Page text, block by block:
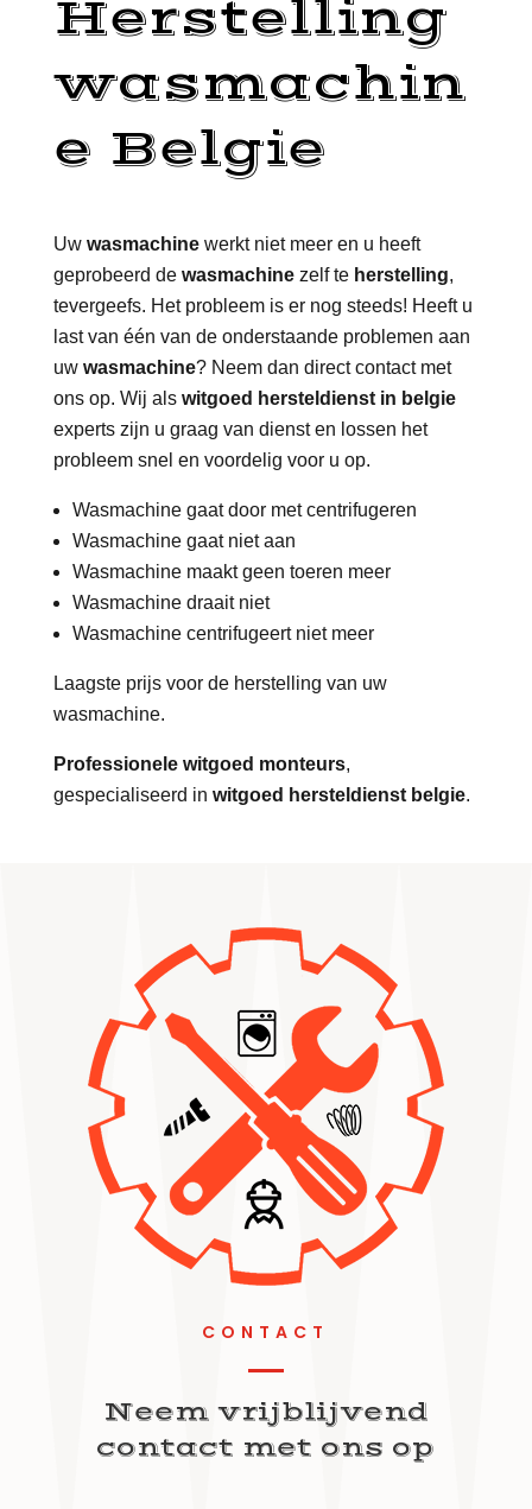
Herstelling
wasmachin
e Belgie
Uw wasmachinewerkt niet meer en u heeft
geprobeerd de wasmachinezelf te herstelling,
tevergeefs. Het probleem is er nog steeds! Heeft u
last van één van de onderstaande problemen aan
uw wasmachine? Neem dan direct contact met
ons op. Wij als witgoed hersteldienst in belgie
experts zijn u graag van dienst en lossen het
probleem snel en voordelig voor u op.
Wasmachine gaat door met centrifugeren
Wasmachine gaat niet aan
Wasmachine maakt geen toeren meer
Wasmachine draait niet
Wasmachine centrifugeert niet meer
Laagste prijs voor de herstelling van uw
wasmachine.
Professionele witgoed monteurs,
gespecialiseerd in witgoed hersteldienst belgie.
CONTACT
Neem vrijblijvend
contact met ons op